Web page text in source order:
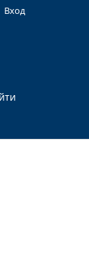
Вход